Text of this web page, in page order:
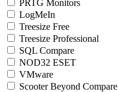
PRTG Monitors
LogMeIn
Treesize Free
Treesize Professional
SQL Compare
NOD32 ESET
VMware
Scooter Beyond Compare